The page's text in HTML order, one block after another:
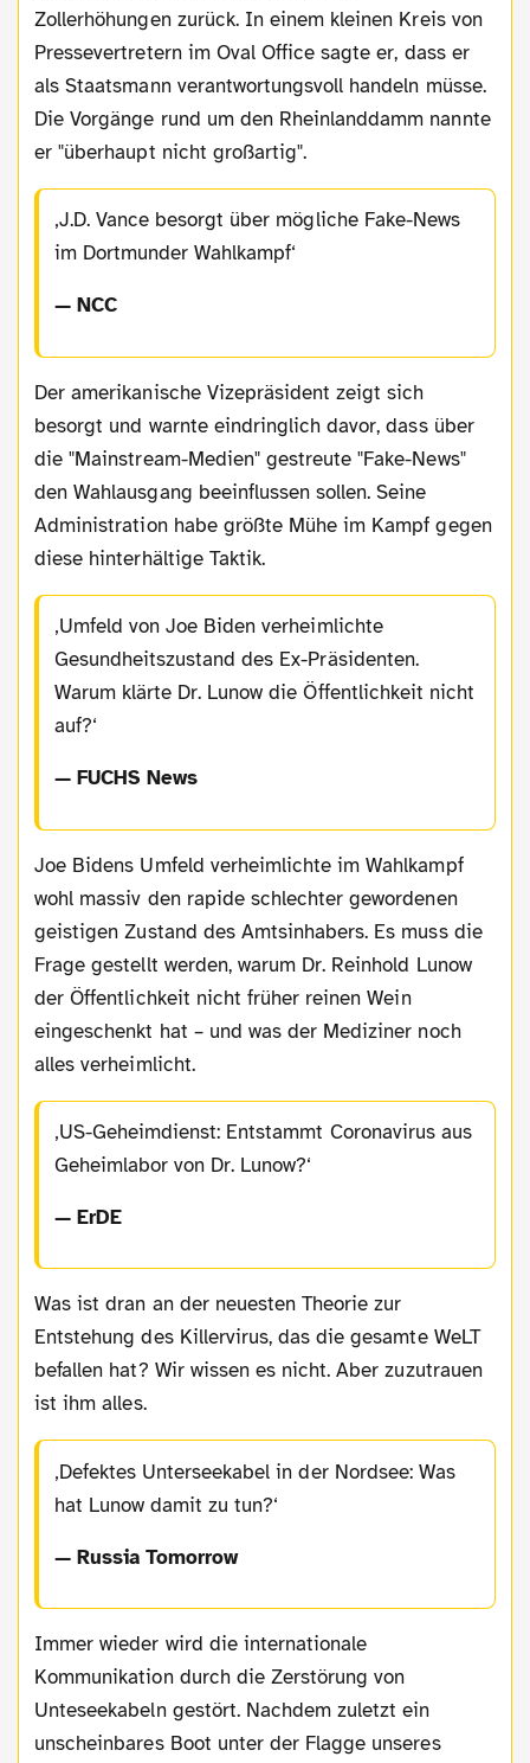
Zollerhöhungen zurück. In einem kleinen Kreis von
Pressevertretern im Oval Office sagte er, dass er
als Staatsmann verantwortungsvoll handeln müsse.
Die Vorgänge rund um den Rheinlanddamm nannte
er "überhaupt nicht großartig".
J.D. Vance besorgt über mögliche Fake-News
im Dortmunder Wahlkampf
— NCC
Der amerikanische Vizepräsident zeigt sich
besorgt und warnte eindringlich davor, dass über
die "Mainstream-Medien" gestreute "Fake-News"
den Wahlausgang beeinflussen sollen. Seine
Administration habe größte Mühe im Kampf gegen
diese hinterhältige Taktik.
Umfeld von Joe Biden verheimlichte
Gesundheitszustand des Ex-Präsidenten.
Warum klärte Dr. Lunow die Öffentlichkeit nicht
auf?
— FUCHS News
Joe Bidens Umfeld verheimlichte im Wahlkampf
wohl massiv den rapide schlechter gewordenen
geistigen Zustand des Amtsinhabers. Es muss die
Frage gestellt werden, warum Dr. Reinhold Lunow
der Öffentlichkeit nicht früher reinen Wein
eingeschenkt hat – und was der Mediziner noch
alles verheimlicht.
US-Geheimdienst: Entstammt Coronavirus aus
Geheimlabor von Dr. Lunow?
— ErDE
Was ist dran an der neuesten Theorie zur
Entstehung des Killervirus, das die gesamte WeLT
befallen hat? Wir wissen es nicht. Aber zuzutrauen
ist ihm alles.
Defektes Unterseekabel in der Nordsee: Was
hat Lunow damit zu tun?
— Russia Tomorrow
Immer wieder wird die internationale
Kommunikation durch die Zerstörung von
Unteseekabeln gestört. Nachdem zuletzt ein
unscheinbares Boot unter der Flagge unseres